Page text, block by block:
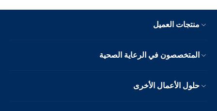
منتجات العميل
المتخصصون في الرعاية الصحية
حلول الأعمال الأخرى